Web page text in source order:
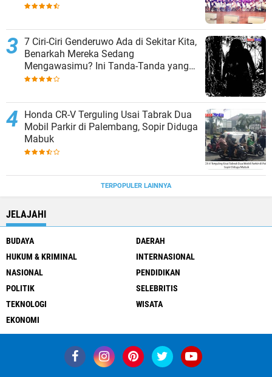
7 Ciri-Ciri Genderuwo Ada di Sekitar Kita,
Benarkah Mereka Sedang
Mengawasimu? Ini Tanda-Tanda yang
Sering Diabaikan
Honda CR-V Terguling Usai Tabrak Dua
Mobil Parkir di Palembang, Sopir Diduga
Mabuk
TERPOPULER LAINNYA
JELAJAHI
BUDAYA
DAERAH
HUKUM & KRIMINAL
INTERNASIONAL
NASIONAL
PENDIDIKAN
POLITIK
SELEBRITIS
TEKNOLOGI
WISATA
EKONOMI